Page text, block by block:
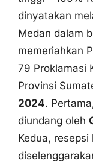
Medan dalam
memeriahkan
79 Proklamasi
Provinsi
2024.
diundang oleh
Kedua,
di aula T. Rizal